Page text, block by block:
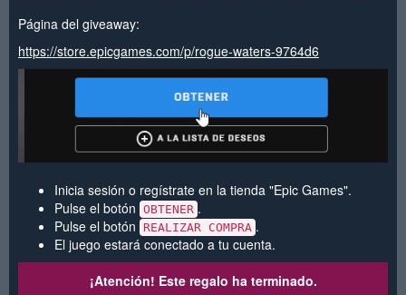
Página del giveaway:
https://store.epicgames.com/p/rogue-waters-9764d6
Inicia sesión o regístrate en la tienda "Epic Games".
Pulse el botón OBTENER .
Pulse el botón
REALIZAR COMPRA .
El juego estará conectado a tu cuenta.
¡Atención! Este regalo ha terminado.